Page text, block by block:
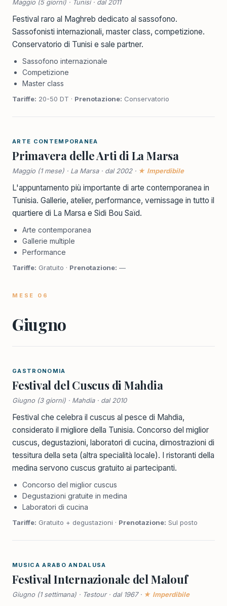
Maggio (5 giorni) · Tunisi · dal 2011
Festival raro al Maghreb dedicato al sassofono.
Sassofonisti internazionali, master class, competizione.
Conservatorio di Tunisi e sale partner.
Sassofono internazionale
Competizione
Master class
Tariffe: 20-50 DT · Prenotazione: Conservatorio
ARTE CONTEMPORANEA
Primavera delle Arti di La Marsa
Maggio (1 mese) · La Marsa · dal 2002 · ★ Imperdibile
L'appuntamento più importante di arte contemporanea in
Tunisia. Gallerie, atelier, performance, vernissage in tutto il
quartiere di La Marsa e Sidi Bou Saïd.
Arte contemporanea
Gallerie multiple
Performance
Tariffe: Gratuito · Prenotazione: —
MESE 06
Giugno
GASTRONOMIA
Festival del Cuscus di Mahdia
Giugno (3 giorni) · Mahdia · dal 2010
Festival che celebra il cuscus al pesce di Mahdia,
considerato il migliore della Tunisia. Concorso del miglior
cuscus, degustazioni, laboratori di cucina, dimostrazioni di
tessitura della seta (altra specialità locale). I ristoranti della
medina servono cuscus gratuito ai partecipanti.
Concorso del miglior cuscus
Degustazioni gratuite in medina
Laboratori di cucina
Tariffe: Gratuito + degustazioni · Prenotazione: Sul posto
MUSICA ARABO ANDALUSA
Festival Internazionale del Malouf
Giugno (1 settimana) · Testour · dal 1967 · ★ Imperdibile